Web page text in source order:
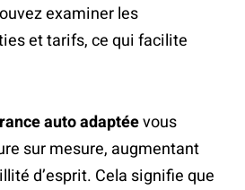
examiner les
et tarifs, ce qui facilite
auto adaptéevous
sur mesure, augmentant
d’esprit. Cela signifie que